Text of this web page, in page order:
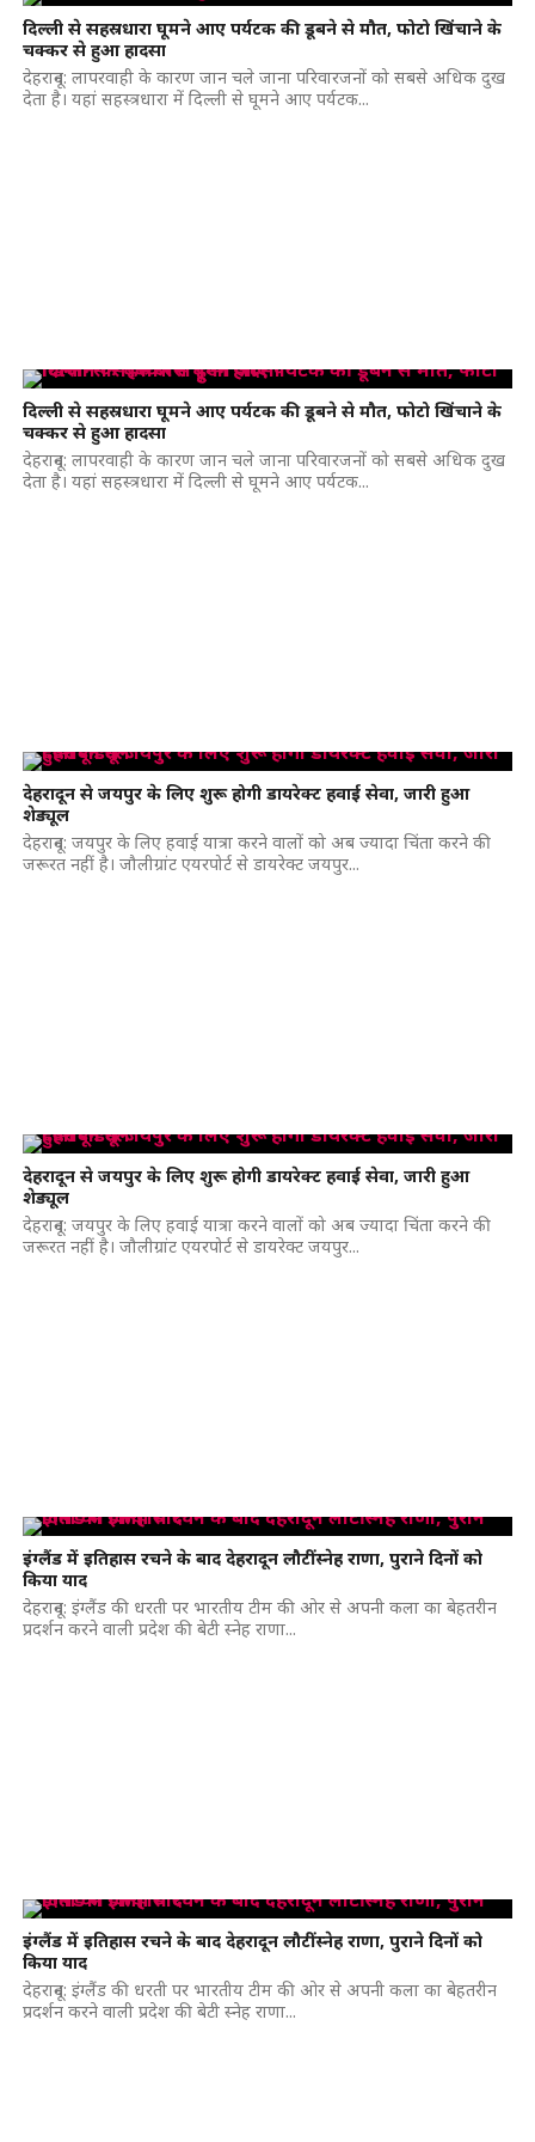
दिल्ली से सहस्रधारा घूमने आए पर्यटक की डूबने से मौत, फोटो खिंचाने के
चक्कर से हुआ हादसा
देहरादून: लापरवाही के कारण जान चले जाना परिवारजनों को सबसे अधिक दुख
देता है। यहां सहस्त्रधारा में दिल्ली से घूमने आए पर्यटक...
दिल्ली से सहस्रधारा घूमने आए पर्यटक की डूबने से मौत, फोटो खिंचाने के
चक्कर से हुआ हादसा
देहरादून: लापरवाही के कारण जान चले जाना परिवारजनों को सबसे अधिक दुख
देता है। यहां सहस्त्रधारा में दिल्ली से घूमने आए पर्यटक...
देहरादून से जयपुर के लिए शुरू होगी डायरेक्ट हवाई सेवा, जारी हुआ
शेड्यूल
देहरादून: जयपुर के लिए हवाई यात्रा करने वालों को अब ज्यादा चिंता करने की
जरूरत नहीं है। जौलीग्रांट एयरपोर्ट से डायरेक्ट जयपुर...
देहरादून से जयपुर के लिए शुरू होगी डायरेक्ट हवाई सेवा, जारी हुआ
शेड्यूल
देहरादून: जयपुर के लिए हवाई यात्रा करने वालों को अब ज्यादा चिंता करने की
जरूरत नहीं है। जौलीग्रांट एयरपोर्ट से डायरेक्ट जयपुर...
इंग्लैंड में इतिहास रचने के बाद देहरादून लौटीं स्नेह राणा, पुराने दिनों को
किया याद
देहरादून: इंग्लैंड की धरती पर भारतीय टीम की ओर से अपनी कला का बेहतरीन
प्रदर्शन करने वाली प्रदेश की बेटी स्नेह राणा...
इंग्लैंड में इतिहास रचने के बाद देहरादून लौटीं स्नेह राणा, पुराने दिनों को
किया याद
देहरादून: इंग्लैंड की धरती पर भारतीय टीम की ओर से अपनी कला का बेहतरीन
प्रदर्शन करने वाली प्रदेश की बेटी स्नेह राणा...